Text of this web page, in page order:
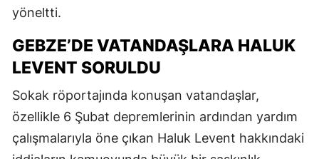
yöneltti.
GEBZE’DE VATANDAŞLARA HALUK
LEVENT SORULDU
Sokak röportajında konuşan vatandaşlar,
özellikle 6 Şubat depremlerinin ardından yardım
çalışmalarıyla öne çıkan Haluk Levent hakkındaki